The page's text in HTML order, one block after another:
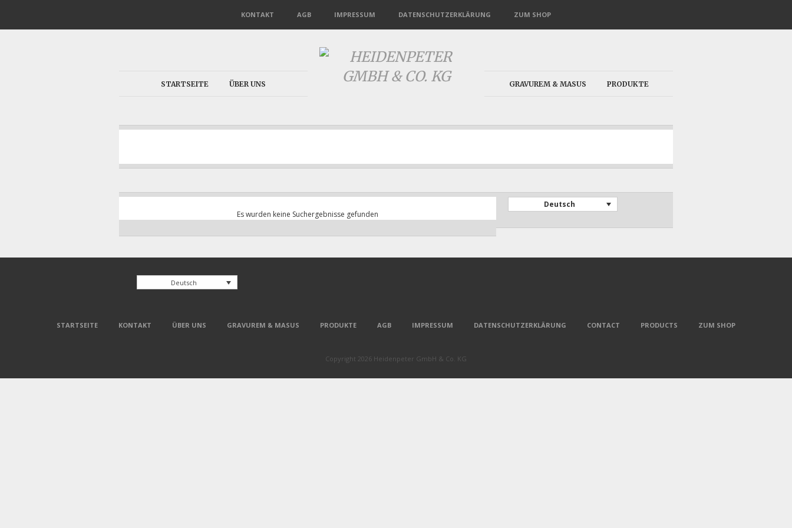
KONTAKT AGB IMPRESSUM DATENSCHUTZERKLÄRUNG ZUM SHOP
STARTSEITE ÜBER UNS GRAVUREM & MASUS PRODUKTE
Deutsch
Es wurden keine Suchergebnisse gefunden
Deutsch
STARTSEITE KONTAKT ÜBER UNS GRAVUREM & MASUS PRODUKTE AGB IMPRESSUM DATENSCHUTZERKLÄRUNG CONTACT PRODUCTS ZUM SHOP
Copyright 2026 Heidenpeter GmbH & Co. KG